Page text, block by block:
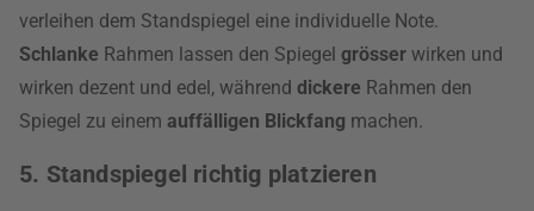
verleihen dem Standspiegel eine individuelle Note.
Schlanke Rahmen lassen den Spiegel grösser wirken und
wirken dezent und edel, während dickere Rahmen den
Spiegel zu einem auffälligen Blickfang machen.
5. Standspiegel richtig platzieren